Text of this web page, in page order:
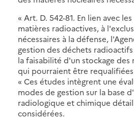
« Art. D. 542-81. En lien avec
matières radioactives, à
nécessaires à la défense,
gestion des déchets
la faisabilité d'un stockage des
qui pourraient être
« Ces études intègrent une
modes de gestion sur la base
radiologique et chimique
considérées.